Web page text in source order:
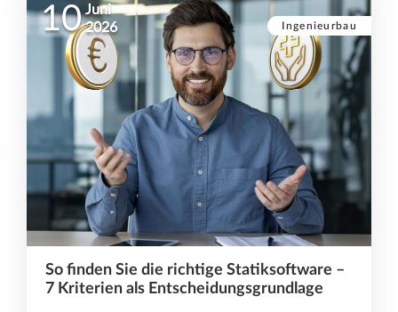
Ingenieurbau
10 Juni
2026
So finden Sie die richtige Statiksoftware –
7 Kriterien als Entscheidungsgrundlage